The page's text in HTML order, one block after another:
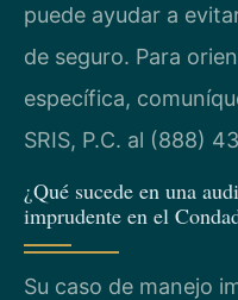
puede ayudar a
de seguro. Para
específica,
SRIS, P.C. al (888)
¿Qué sucede en una
imprudente en el
Su caso de manejo